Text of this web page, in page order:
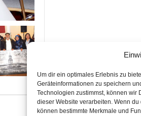
Um dir ein optimales Erlebnis zu
Geräteinformationen zu speichern
Technologien zustimmst, können wir
dieser Website verarbeiten. Wenn
können bestimmte Merkmale und
Kontakt